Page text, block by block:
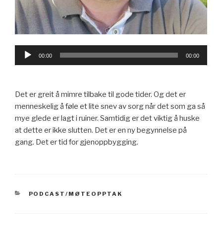
Lydavspiller
00:00 00:00
Det er greit å mimre tilbake til gode tider. Og det er
menneskelig å føle et lite snev av sorg når det som ga så
mye glede er lagt i ruiner. Samtidig er det viktig å huske
at dette er ikke slutten. Det er en ny begynnelse på
gang. Det er tid for gjenoppbygging.
KATEGORIER
PODCAST/MØTEOPPTAK